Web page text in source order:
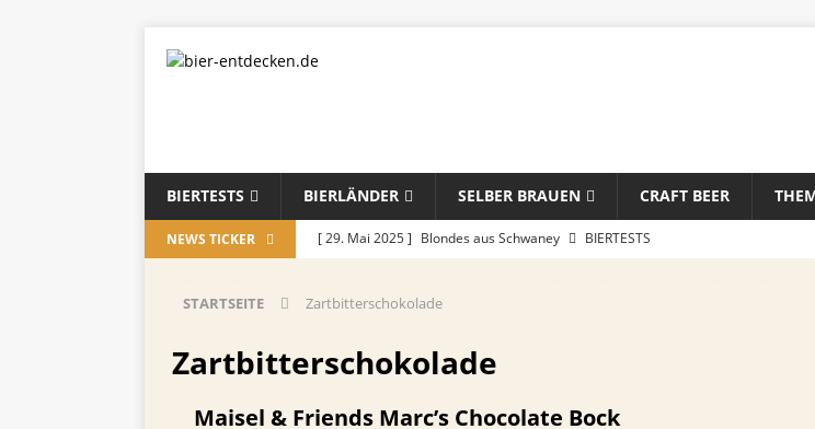
BIERTESTS BIERLÄNDER SELBER BRAUEN CRAFT BEER
NEWS TICKER [ 29. Mai 2025 ] Blondes aus Schwaney
BIERTESTS
Örtchen
ALLGEMEIN
[ 14. November 2023 ]
Kochen mit Bier: Unkonventionelle Rezepte für echte
[ 17. Oktober 2023 ] Die besten Biersorten und -Kombinationen für verschiedene
STARTSEITE Zartbitterschokolade
Zartbitterschokolade
Maisel & Friends Marc’s Chocolate Bock